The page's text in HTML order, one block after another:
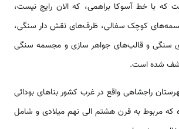
که با خط آسوکا براهمی، که الان رایج نیست،
کوچک سفالی، ظرف‌های نقش دار سنگی،
سنگی و قالب‌های جواهر سازی و مجسمه سنگی
کشف شده است.
راجشاهی واقع در غرب کشور بناهای بودائی
مربوط به قرن هشتم الی نهم میلادی و شامل